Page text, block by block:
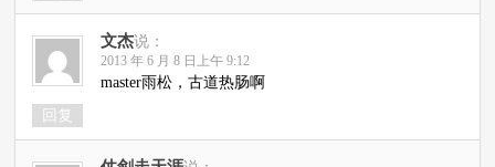
文杰说：
2013 年 6 月 8 日上午 9:12
master雨松，古道热肠啊
回复